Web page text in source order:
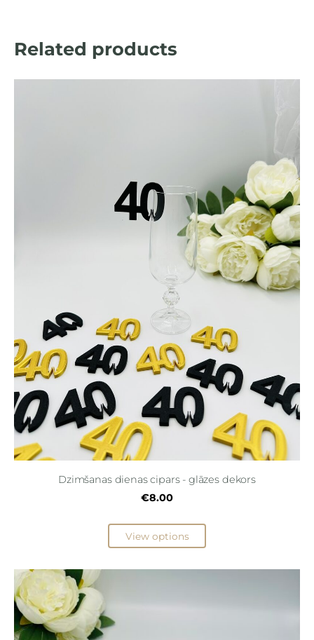
Related products
Dzimšanas dienas cipars - glāzes dekors
€8.00
View options